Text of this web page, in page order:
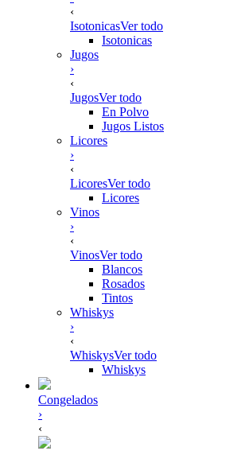
‹
IsotonicasVer todo
Isotonicas
Jugos
›
‹
JugosVer todo
En Polvo
Jugos Listos
Licores
›
‹
LicoresVer todo
Licores
Vinos
›
‹
VinosVer todo
Blancos
Rosados
Tintos
Whiskys
›
‹
WhiskysVer todo
Whiskys
Congelados
›
‹